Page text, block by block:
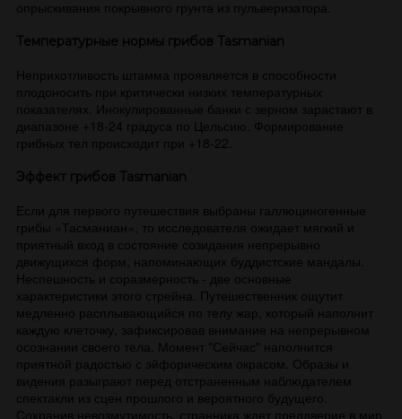
опрыскивания покрывного грунта из пульверизатора.
Температурные нормы грибов Tasmanian
Неприхотливость штамма проявляется в способности
плодоносить при критически низких температурных
показателях. Инокулированные банки с зерном зарастают в
диапазоне +18-24 градуса по Цельсию. Формирование
грибных тел происходит при +18-22.
Эффект грибов Tasmanian
Если для первого путешествия выбраны галлюциногенные
грибы «Тасманиан», то исследователя ожидает мягкий и
приятный вход в состояние созидания непрерывно
движущихся форм, напоминающих буддистские мандалы.
Неспешность и соразмерность - две основные
характеристики этого стрейна. Путешественник ощутит
медленно расплывающийся по телу жар, который наполнит
каждую клеточку, зафиксировав внимание на непрерывном
осознании своего тела. Момент "Сейчас" наполнится
приятной радостью с эйфорическим окрасом. Образы и
видения разыграют перед отстраненным наблюдателем
спектакли из сцен прошлого и вероятного будущего.
Сохранив невозмутимость, странника ждет преддверие в мир